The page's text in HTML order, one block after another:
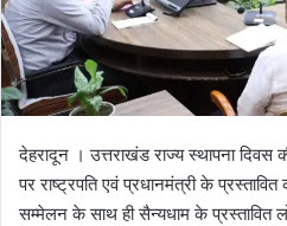
देहरादून । उत्तराखंड राज्य स्थापना
पर राष्ट्रपति एवं प्रधानमंत्री के प्रस्तावित
सम्मेलन के साथ ही सैन्यधाम के प्रस्तावित